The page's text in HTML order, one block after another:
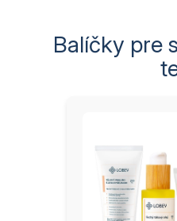
Balíčky pre